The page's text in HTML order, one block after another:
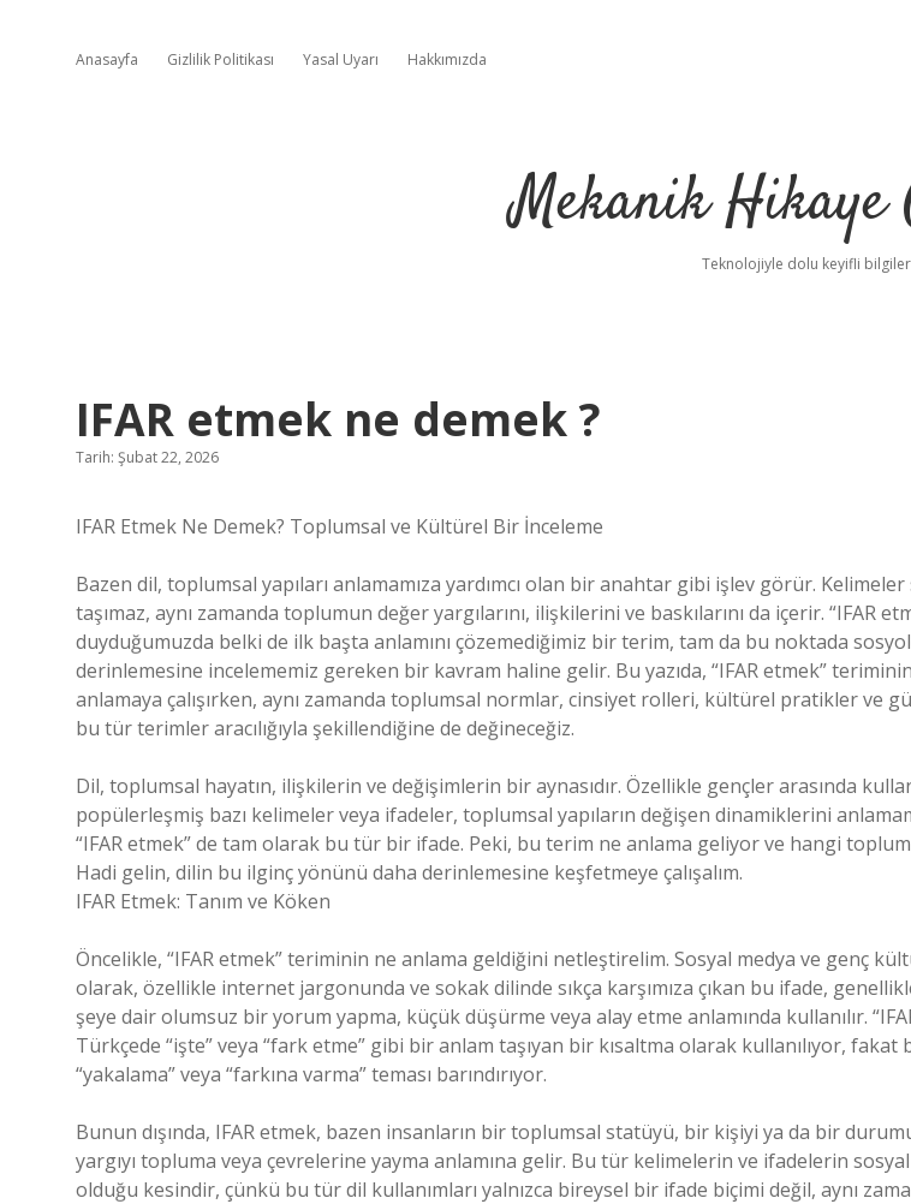
Anasayfa Gizlilik Politikası Yasal Uyarı Hakkımızda
Mekanik Hikaye
Teknolojiyle dolu keyifli
IFAR etmek ne demek ?
Tarih: Şubat 22, 2026
IFAR Etmek Ne Demek? Toplumsal ve Kültürel Bir İnceleme
Bazen dil, toplumsal yapıları anlamamıza yardımcı olan bir anahtar gibi işlev görür. Kelimeler
taşımaz, aynı zamanda toplumun değer yargılarını, ilişkilerini ve baskılarını da içerir. “IFAR
duyduğumuzda belki de ilk başta anlamını çözemediğimiz bir terim, tam da bu noktada
derinlemesine incelememiz gereken bir kavram haline gelir. Bu yazıda, “IFAR etmek” teriminin
anlamaya çalışırken, aynı zamanda toplumsal normlar, cinsiyet rolleri, kültürel pratikler ve
bu tür terimler aracılığıyla şekillendiğine de değineceğiz.
Dil, toplumsal hayatın, ilişkilerin ve değişimlerin bir aynasıdır. Özellikle gençler arasında
popülerleşmiş bazı kelimeler veya ifadeler, toplumsal yapıların değişen dinamiklerini
“IFAR etmek” de tam olarak bu tür bir ifade. Peki, bu terim ne anlama geliyor ve hangi
Hadi gelin, dilin bu ilginç yönünü daha derinlemesine keşfetmeye çalışalım.
IFAR Etmek: Tanım ve Köken
Öncelikle, “IFAR etmek” teriminin ne anlama geldiğini netleştirelim. Sosyal medya ve genç
olarak, özellikle internet jargonunda ve sokak dilinde sıkça karşımıza çıkan bu ifade,
şeye dair olumsuz bir yorum yapma, küçük düşürme veya alay etme anlamında kullanılır.
Türkçede “işte” veya “fark etme” gibi bir anlam taşıyan bir kısaltma olarak kullanılıyor,
“yakalama” veya “farkına varma” teması barındırıyor.
Bunun dışında, IFAR etmek, bazen insanların bir toplumsal statüyü, bir kişiyi ya da bir
yargıyı topluma veya çevrelerine yayma anlamına gelir. Bu tür kelimelerin ve ifadelerin
olduğu kesindir, çünkü bu tür dil kullanımları yalnızca bireysel bir ifade biçimi değil, aynı